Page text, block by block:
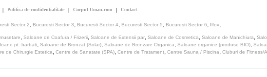
Politica de confidentialitate Corpul-Uman.com Contact
Sector 2, Bucuresti Sector 3, Bucuresti Sector 4, Bucuresti Sector 5, Bucuresti Sector 6, Ilfov,
, Saloane de Coafura / Frizerii, Saloane de Extensii par, Saloane de Cosmetica, Saloane de Manichiura,
pt. barbati, Saloane de Bronzat (Solar), Saloane de Bronzare Organica, Saloane organice (produse BIO),
de Chirurgie Estetica, Centre de Sanatate (SPA), Centre de Tratament, Centre Sauna / Piscina, Cluburi de Fitness/